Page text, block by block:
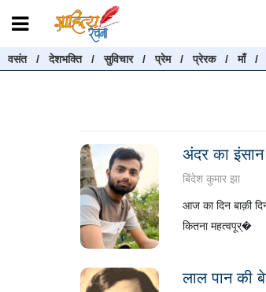
वसंत/देशभक्ति/सुविचार/प्रेम/प्रेरक/माँ
अंदर का
बिंदेश कुमार झा
आज का दिन बाक़ी
कितना महत्वपूर्�
लाल पान की
रचनाएँ खोजें
रचनाएँ खोजने के लिए नीचे दी गई बॉक्स में हिन्दी